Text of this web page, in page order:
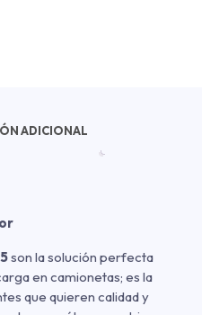
ADICIONAL
son la solución perfecta
en camionetas; es la
que quieren calidad y